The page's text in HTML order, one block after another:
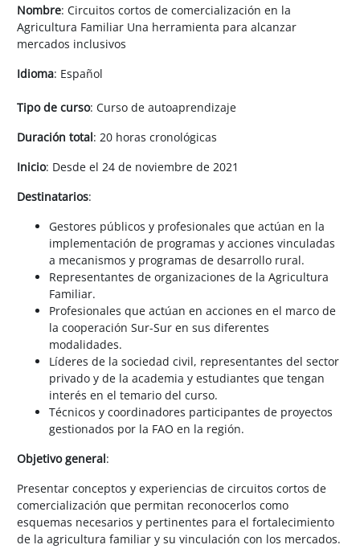
Nombre: Circuitos cortos de comercialización en la
Agricultura Familiar Una herramienta para alcanzar
mercados inclusivos
Idioma: Español
Tipo de curso: Curso de autoaprendizaje
Duración total: 20 horas cronológicas
Inicio: Desde el 24 de noviembre de 2021
Destinatarios:
Gestores públicos y profesionales que actúan en la
implementación de programas y acciones vinculadas
a mecanismos y programas de desarrollo rural.
Representantes de organizaciones de la Agricultura
Familiar.
Profesionales que actúan en acciones en el marco de
la cooperación Sur-Sur en sus diferentes
modalidades.
Líderes de la sociedad civil, representantes del sector
privado y de la academia y estudiantes que tengan
interés en el temario del curso.
Técnicos y coordinadores participantes de proyectos
gestionados por la FAO en la región.
Objetivo general:
Presentar conceptos y experiencias de circuitos cortos de
comercialización que permitan reconocerlos como
esquemas necesarios y pertinentes para el fortalecimiento
de la agricultura familiar y su vinculación con los mercados.